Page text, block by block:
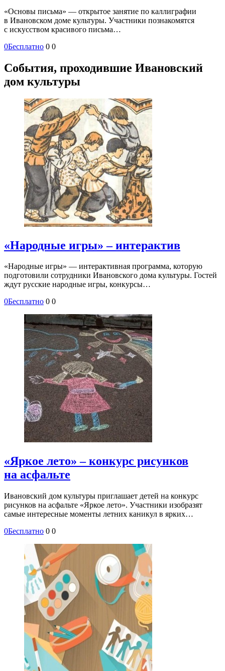
«Основы письма» — открытое занятие по каллиграфии
в Ивановском доме культуры. Участники познакомятся
с искусством красивого письма…
0Бесплатно 0 0
События, проходившие Ивановский
дом культуры
«Народные игры» – интерактив
«Народные игры» — интерактивная программа, которую
подготовили сотрудники Ивановского дома культуры. Гостей
ждут русские народные игры, конкурсы…
0Бесплатно 0 0
«Яркое лето» – конкурс рисунков
на асфальте
Ивановский дом культуры приглашает детей на конкурс
рисунков на асфальте «Яркое лето». Участники изобразят
самые интересные моменты летних каникул в ярких…
0Бесплатно 0 0